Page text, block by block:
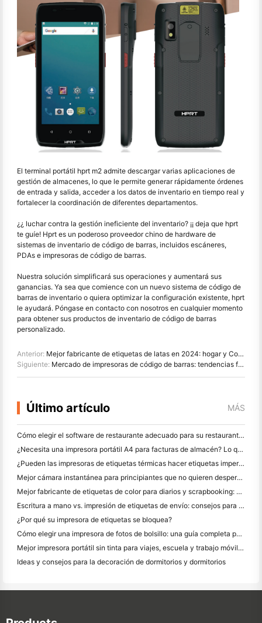
El terminal portátil hprt m2 admite descargar varias aplicaciones de
gestión de almacenes, lo que le permite generar rápidamente órdenes
de entrada y salida, acceder a los datos de inventario en tiempo real y
fortalecer la coordinación de diferentes departamentos.
¿¿ luchar contra la gestión ineficiente del inventario? ¡¡ deja que hprt
te guíe! Hprt es un poderoso proveedor chino de hardware de
sistemas de inventario de código de barras, incluidos escáneres,
PDAs e impresoras de código de barras.
Nuestra solución simplificará sus operaciones y aumentará sus
ganancias. Ya sea que comience con un nuevo sistema de código de
barras de inventario o quiera optimizar la configuración existente, hprt
le ayudará. Póngase en contacto con nosotros en cualquier momento
para obtener sus productos de inventario de código de barras
personalizado.
Anterior: Mejor fabricante de etiquetas de latas en 2024: hogar y Comercio
Siguiente: Mercado de impresoras de código de barras: tendencias futuras y perspectivas para 2026
Último artículo MÁS
Cómo elegir el software de restaurante adecuado para su restaurante pequeño o mediano
¿Necesita una impresora portátil A4 para facturas de almacén? Lo que realmente funciona
¿Pueden las impresoras de etiquetas térmicas hacer etiquetas impermeables para productos de pequeñas empresas?
Mejor cámara instantánea para principiantes que no quieren desperdiciar papel
Mejor fabricante de etiquetas de color para diarios y scrapbooking: Añadir más color a cada página
Escritura a mano vs. impresión de etiquetas de envío: consejos para las pequeñas empresas en 2026
¿Por qué su impresora de etiquetas se bloquea?
Cómo elegir una impresora de fotos de bolsillo: una guía completa para los usuarios de diario, viajes y iPhone
Mejor impresora portátil sin tinta para viajes, escuela y trabajo móvil: Hanin MT620 Pro
Ideas y consejos para la decoración de dormitorios y dormitorios